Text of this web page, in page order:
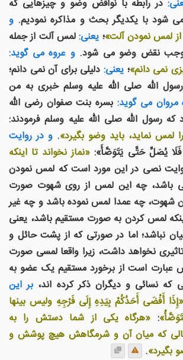
در رابطه با نواقض وضو و چیزهایی که
شود با یکدیگر بحث و مذاکره نمودیم. و
لمس نمودن آلت»؛ یعنی:لمس آلت از جمله
نقض وضو می شود. و عروه می گوید:
نمی دانم»؛ یعنی: دلیلی برای آن نمی دانم؛
الله صلی الله علیه وسلم خبری به من
مروان می گوید: بسره بنت صفوان رضی الله
رسول الله صلی الله علیه وسلم فرمودند:
نماید، باید وضو بگیرد». و در روایت
فَلَا يُصَلِّ حَتَّى يَتَوَضَّأَ»: «نماز نخواند تا اینکه
نصی در این مورد است که لمس نمودن
باشد، چه این لمس از روی شهوت صورت
شهوت، چه عمدا لمس نموده باشد و چه غیر
لمس کردن به صورت مستقیم باشد، یعنی
نباشد؛ اما در صورتی که از پشت حائل و
نخواهد داشت، زیرا واقعا لمسی صورت
عبارت است از برخورد مستقیم یک عضو به
که نسائی و دیگران ذکر کرده اند، بر این
«إِذَا أَفْضَى أَحَدُكُمْ بِيَدِهِ إِلَى فَرْجِهِ وليس بينها
: «هرگاه یکی از شما دستش را به
که میان آن و شرمگاهش هیچ پوشش و
بگیرد».